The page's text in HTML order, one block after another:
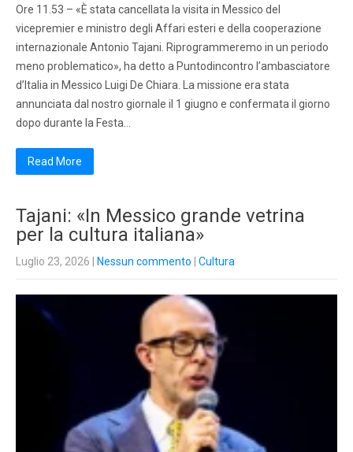
Ore 11.53 – «È stata cancellata la visita in Messico del
vicepremier e ministro degli Affari esteri e della cooperazione
internazionale Antonio Tajani. Riprogrammeremo in un periodo
meno problematico», ha detto a Puntodincontro l’ambasciatore
d’Italia in Messico Luigi De Chiara. La missione era stata
annunciata dal nostro giornale il 1 giugno e confermata il giorno
dopo durante la Festa…
Read More
Tajani: «In Messico grande vetrina
per la cultura italiana»
Luglio 23, 2026 Nessun commento Cultura